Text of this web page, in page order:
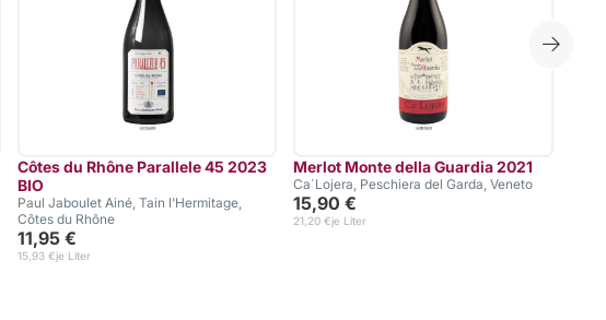
Côtes du Rhône Parallele 45 2023
BIO
Paul Jaboulet Ainé, Tain l'Hermitage,
Côtes du Rhône
11,95 €
je Liter
15,93 €
Merlot Monte della Guardia 2021
Ca´Lojera, Peschiera del Garda, Veneto
15,90 €
je Liter
21,20 €